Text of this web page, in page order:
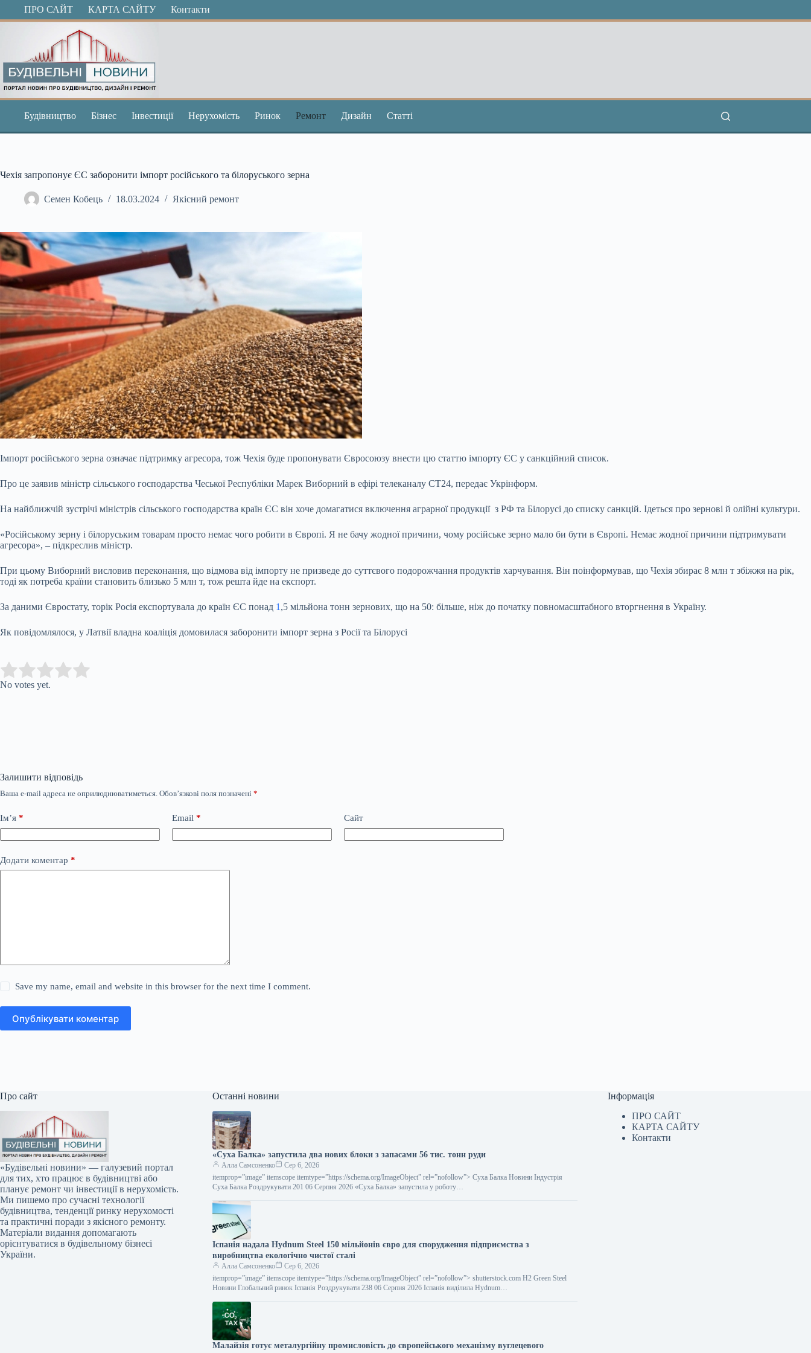
ПерейтиПРО САЙТ КАРТА САЙТУ Контакти
Будівництво Бізнес Інвестиції Нерухомість Ринок Ремонт Дизайн Статті
Чехія запропонує ЄС заборонити імпорт російського та білоруського зерна
Семен Кобець 18.03.2024 Якісний ремонт
Імпорт російського зерна означає підтримку агресора, тож Чехія буде пропонувати Євросоюзу внести цю статтю імпорту ЄС у санкційний список.
Про це заявив міністр сільського господарства Чеської Республіки Марек Виборний в ефірі телеканалу CT24, передає Укрінформ.
На найближчій зустрічі міністрів сільського господарства країн ЄС він хоче домагатися включення аграрної продукції з РФ та Білорусі до списку санкцій. Ідеться про зернові й олійні культури.
«Російському зерну і білоруським товарам просто немає чого робити в Європі. Я не бачу жодної причини, чому російське зерно мало би бути в Європі. Немає жодної причини підтримувати
агресора», – підкреслив міністр.
При цьому Виборний висловив переконання, що відмова від імпорту не призведе до суттєвого подорожчання продуктів харчування. Він поінформував, що Чехія збирає 8 млн т збіжжя на рік,
тоді як потреба країни становить близько 5 млн т, тож решта йде на експорт.
За даними Євростату, торік Росія експортувала до країн ЄС понад 1 ,5 мільйона тонн зернових, що на 50: більше, ніж до початку повномасштабного вторгнення в Україну.
Як повідомлялося, у Латвії владна коаліція домовилася заборонити імпорт зерна з Росії та Білорусі
Rate this item:
No votes yet.
Залишити відповідь
Ваша e-mail адреса не оприлюднюватиметься. Обов’язкові поля позначені *
Ім’я * Email * Сайт
Додати коментар *
Save my name, email and website in this browser for the next time I comment.
Опублікувати коментар
Про сайт
«Будівельні новини» — галузевий портал
для тих, хто працює в будівництві або
планує ремонт чи інвестиції в нерухомість.
Ми пишемо про сучасні технології
будівництва, тенденції ринку нерухомості
та практичні поради з якісного ремонту.
Матеріали видання допомагають
орієнтуватися в будівельному бізнесі
України.
Останні новини
«Суха Балка» запустила два нових блоки з запасами 56 тис. тонн руди
Алла Самсоненко
Сер 6, 2026
itemprop=”image” itemscope itemtype=”https://schema.org/ImageObject” rel=”nofollow”> Суха Балка Новини Індустрія
Суха Балка Роздрукувати 201 06 Серпня 2026 «Суха Балка» запустила у роботу…
Іспанія надала Hydnum Steel 150 мільйонів євро для спорудження підприємства з
виробництва екологічно чистої сталі
Алла Самсоненко
Сер 6, 2026
itemprop=”image” itemscope itemtype=”https://schema.org/ImageObject” rel=”nofollow”> shutterstock.com H2 Green Steel
Новини Глобальний ринок Іспанія Роздрукувати 238 06 Серпня 2026 Іспанія виділила Hydnum…
Малайзія готує металургійну промисловість до європейського механізму вуглецевого
Інформація
ПРО САЙТ
КАРТА САЙТУ
Контакти